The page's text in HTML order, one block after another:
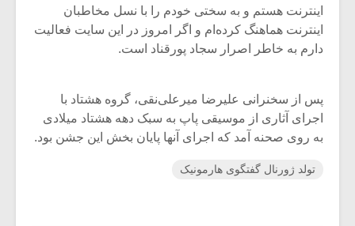
اینترنت هستم و به سختی خودم را با نسل مخاطبان
اینترنت هماهنگ کرده‌ام و اگر امروز در این سایت فعالیت
دارم به خاطر اصرار سجاد پورقناد است.
پس از سخنرانی علیرضا میرعلی‌نقی، گروه هشتاد با
اجرای آثاری از موسیقی پاپ به سبک دهه هشتاد میلادی
به روی صحنه آمد که اجرای آنها پایان بخش این جشن بود.
تولد ژورنال گفتگوی هارمونیک